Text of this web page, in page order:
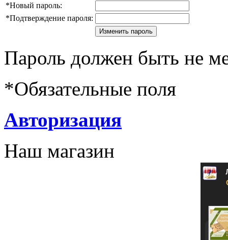
*Новый пароль:
*Подтверждение пароля:
Пароль должен быть не
*Обязательные поля
Авторизация
Наш магазин